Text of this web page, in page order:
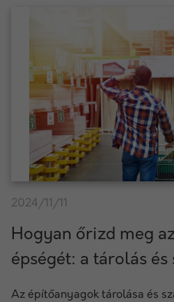
2024/11/11
Hogyan őrizd meg
épségét: a tárolás és
Az építőanyagok tárolása és